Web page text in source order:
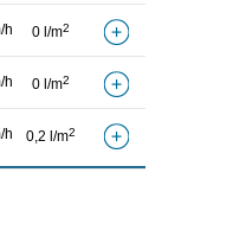
h 0 l/m2
h 0 l/m2
h 0,2 l/m2